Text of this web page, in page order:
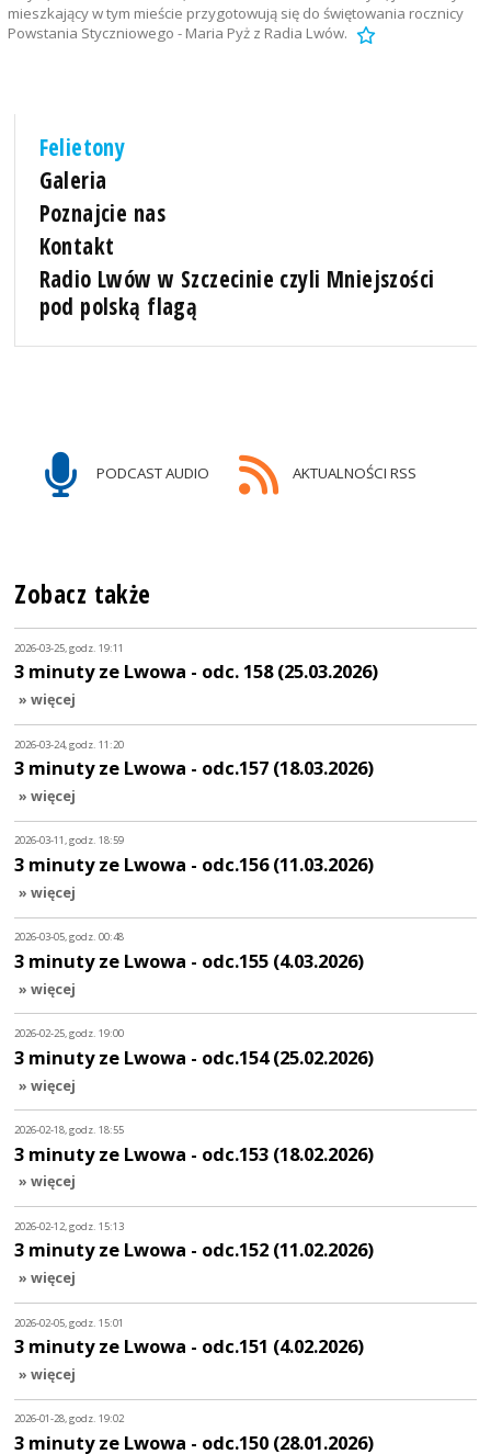
mieszkający w tym mieście przygotowują się do świętowania rocznicy
Powstania Styczniowego - Maria Pyż z Radia Lwów.
Felietony
Galeria
Poznajcie nas
Kontakt
Radio Lwów w Szczecinie czyli Mniejszości
pod polską flagą
PODCAST AUDIO AKTUALNOŚCI RSS
Zobacz także
2026-03-25, godz. 19:11
3 minuty ze Lwowa - odc. 158 (25.03.2026)
» więcej
2026-03-24, godz. 11:20
3 minuty ze Lwowa - odc.157 (18.03.2026)
» więcej
2026-03-11, godz. 18:59
3 minuty ze Lwowa - odc.156 (11.03.2026)
» więcej
2026-03-05, godz. 00:48
3 minuty ze Lwowa - odc.155 (4.03.2026)
» więcej
2026-02-25, godz. 19:00
3 minuty ze Lwowa - odc.154 (25.02.2026)
» więcej
2026-02-18, godz. 18:55
3 minuty ze Lwowa - odc.153 (18.02.2026)
» więcej
2026-02-12, godz. 15:13
3 minuty ze Lwowa - odc.152 (11.02.2026)
» więcej
2026-02-05, godz. 15:01
3 minuty ze Lwowa - odc.151 (4.02.2026)
» więcej
2026-01-28, godz. 19:02
3 minuty ze Lwowa - odc.150 (28.01.2026)